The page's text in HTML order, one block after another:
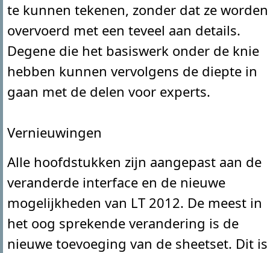
te kunnen tekenen, zonder dat ze worden
overvoerd met een teveel aan details.
Degene die het basiswerk onder de knie
hebben kunnen vervolgens de diepte in
gaan met de delen voor experts.
Vernieuwingen
Alle hoofdstukken zijn aangepast aan de
veranderde interface en de nieuwe
mogelijkheden van LT 2012. De meest in
het oog sprekende verandering is de
nieuwe toevoeging van de sheetset. Dit is